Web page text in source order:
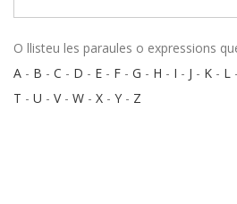
O llisteu les paraules o expressions
A - B - C - D - E - F - G - H - I - J - K - L -
T - U - V- W - X - Y - Z